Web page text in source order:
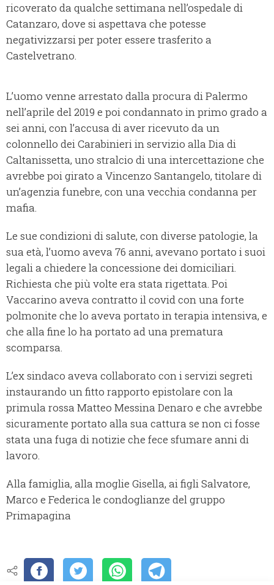
ricoverato da qualche settimana nell’ospedale di
Catanzaro, dove si aspettava che potesse
negativizzarsi per poter essere trasferito a
Castelvetrano.
L’uomo venne arrestato dalla procura di Palermo
nell’aprile del 2019 e poi condannato in primo grado a
sei anni, con l’accusa di aver ricevuto da un
colonnello dei Carabinieri in servizio alla Dia di
Caltanissetta, uno stralcio di una intercettazione che
avrebbe poi girato a Vincenzo Santangelo, titolare di
un’agenzia funebre, con una vecchia condanna per
mafia.
Le sue condizioni di salute, con diverse patologie, la
sua età, l’uomo aveva 76 anni, avevano portato i suoi
legali a chiedere la concessione dei domiciliari.
Richiesta che più volte era stata rigettata. Poi
Vaccarino aveva contratto il covid con una forte
polmonite che lo aveva portato in terapia intensiva, e
che alla fine lo ha portato ad una prematura
scomparsa.
L’ex sindaco aveva collaborato con i servizi segreti
instaurando un fitto rapporto epistolare con la
primula rossa Matteo Messina Denaro e che avrebbe
sicuramente portato alla sua cattura se non ci fosse
stata una fuga di notizie che fece sfumare anni di
lavoro.
Alla famiglia, alla moglie Gisella, ai figli Salvatore,
Marco e Federica le condoglianze del gruppo
Primapagina